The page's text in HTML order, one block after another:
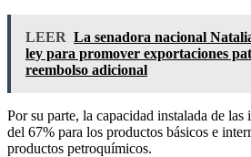
LEER La senadora nacional
ley para promover exportaciones
reembolso adicional
Por su parte, la capacidad instalada de
del 67% para los productos básicos e
productos petroquímicos.